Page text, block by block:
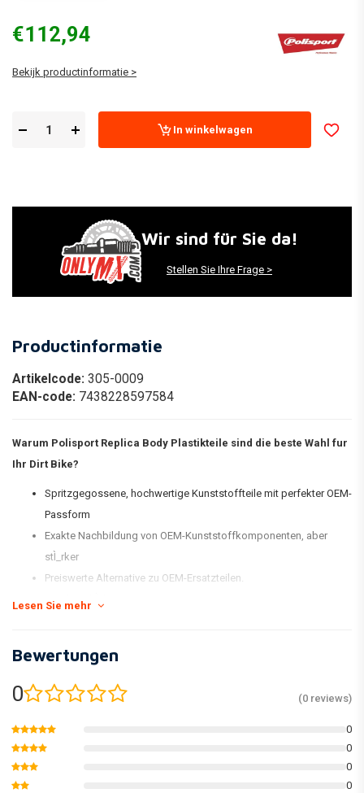
€112,94
Bekijk productinformatie >
In winkelwagen
Wir sind für Sie da!
Stellen Sie Ihre Frage >
Productinformatie
Artikelcode: 305-0009
EAN-code: 7438228597584
Warum Polisport Replica Body Plastikteile sind die beste Wahl fur
Ihr Dirt Bike?
Spritzgegossene, hochwertige Kunststoffteile mit perfekter OEM-
Passform
Exakte Nachbildung von OEM-Kunststoffkomponenten, aber
stÌ_rker
Preiswerte Alternative zu OEM-Ersatzteilen.
Stock FarbÌ_bereinstimmung
Halte die Farbe besser
Verpackt in einer neuen und umbenannten Kit-Box und einzeln
verpackt
åÊ
* Das serienmÌ_ÌÙige MX Replica Plastic Kit von Polisport umfasst einen
vorderen KotflÌ_gel, einen hinteren KotflÌ_gel, Nummernschild,
Lesen Sie mehr
Bewertungen
0 (0 reviews)
0
0
0
0